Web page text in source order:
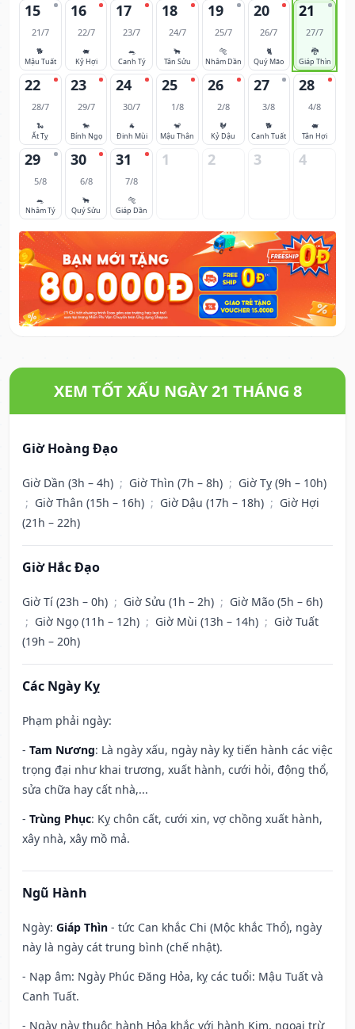
15
21/7
🐕
Mậu Tuất
16
22/7
🐖
Kỷ Hợi
17
23/7
🐀
Canh Tý
18
24/7
🐂
Tân Sửu
19
25/7
🐅
Nhâm Dần
20
26/7
🐈
Quý Mão
21
27/7
🐉
Giáp Thìn
22
28/7
🐍
Ất Tỵ
23
29/7
🐎
Bính Ngọ
24
30/7
🐐
Đinh Mùi
25
1/8
🐒
Mậu Thân
26
2/8
🐓
Kỷ Dậu
27
3/8
🐕
Canh Tuất
28
4/8
🐖
Tân Hợi
29
5/8
🐀
Nhâm Tý
30
6/8
🐂
Quý Sửu
31
7/8
🐅
Giáp Dần
1 2 3 4
XEM TỐT XẤU NGÀY 21 THÁNG 8
Giờ Hoàng Đạo
Giờ Dần (3h – 4h) ; Giờ Thìn (7h – 8h) ; Giờ Tỵ (9h – 10h)
; Giờ Thân (15h – 16h) ; Giờ Dậu (17h – 18h) ; Giờ Hợi
(21h – 22h)
Giờ Hắc Đạo
Giờ Tí (23h – 0h) ; Giờ Sửu (1h – 2h) ; Giờ Mão (5h – 6h)
; Giờ Ngọ (11h – 12h) ; Giờ Mùi (13h – 14h) ; Giờ Tuất
(19h – 20h)
Các Ngày Kỵ
Phạm phải ngày:
- Tam Nương: Là ngày xấu, ngày này kỵ tiến hành các việc
trọng đại như khai trương, xuất hành, cưới hỏi, động thổ,
sửa chữa hay cất nhà,...
- Trùng Phục: Kỵ chôn cất, cưới xin, vợ chồng xuất hành,
xây nhà, xây mồ mả.
Ngũ Hành
Ngày: Giáp Thìn - tức Can khắc Chi (Mộc khắc Thổ), ngày
này là ngày cát trung bình (chế nhật).
- Nạp âm: Ngày Phúc Đăng Hỏa, kỵ các tuổi: Mậu Tuất và
Canh Tuất.
- Ngày này thuộc hành Hỏa khắc với hành Kim, ngoại trừ